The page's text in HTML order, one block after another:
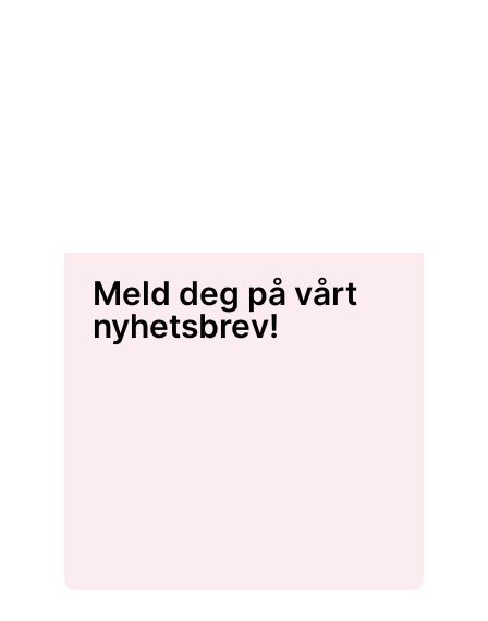
Meld deg på vårt
nyhetsbrev!